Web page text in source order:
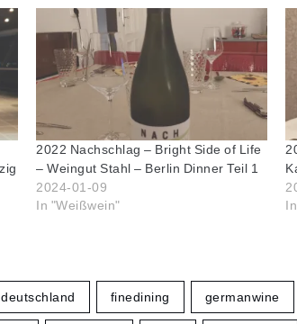
2022 Nachschlag – Bright Side of Life
– Weingut Stahl – Berlin Dinner Teil 1
2024-01-09
In "Weißwein"
deutschland finedining germanwine